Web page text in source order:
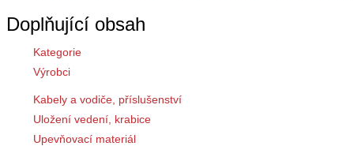
Doplňující obsah
Kategorie
Výrobci
Kabely a vodiče, příslušenství
Uložení vedení, krabice
Upevňovací materiál